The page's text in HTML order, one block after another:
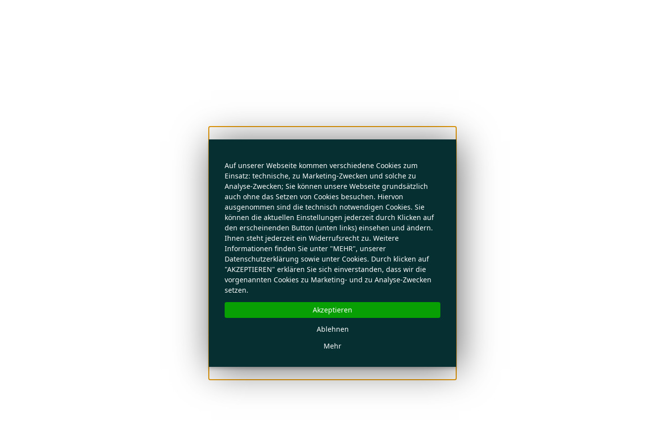
Auf unserer Webseite kommen verschiedene Cookies zum
Einsatz: technische, zu Marketing-Zwecken und solche zu
Analyse-Zwecken; Sie können unsere Webseite grundsätzlich
auch ohne das Setzen von Cookies besuchen. Hiervon
ausgenommen sind die technisch notwendigen Cookies. Sie
können die aktuellen Einstellungen jederzeit durch Klicken auf
den erscheinenden Button (unten links) einsehen und ändern.
Ihnen steht jederzeit ein Widerrufsrecht zu. Weitere
Informationen finden Sie unter "MEHR", unserer
Datenschutzerklärung sowie unter Cookies. Durch klicken auf
"AKZEPTIEREN" erklären Sie sich einverstanden, dass wir die
vorgenannten Cookies zu Marketing- und zu Analyse-Zwecken
setzen.
Mehr
Ablehnen
Akzeptieren